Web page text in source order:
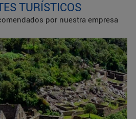
TURÍSTICOS
por nuestra empresa